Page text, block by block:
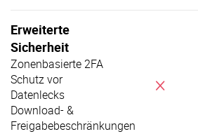
Erweiterte
Sicherheit
Zonenbasierte 2FA
Schutz vor
Datenlecks
Download- &
Freigabebeschränkungen